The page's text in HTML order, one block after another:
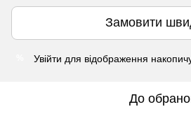
Замовити
Увійти для відображення
До